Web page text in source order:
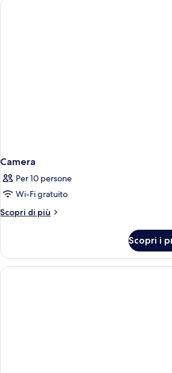
Camera
Per 10 persone
Wi-Fi gratuito
Scopri di più
Altri
Scopri i